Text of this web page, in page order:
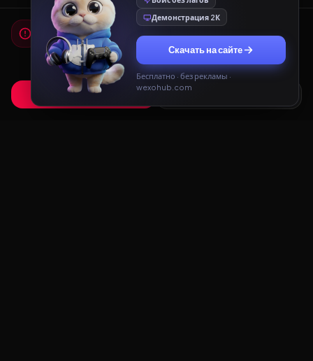
Мы используем cookies
Для работы сайта и показа рекламы мы используем
cookies. Продолжая использовать сайт, вы соглашаетесь с
Политикой конфиденциальностииПользовательским
соглашением.
Принять Только необходимые
Демонстрация 2К
Скачать на сайте
Бесплатно · без рекламы ·
wexohub.com